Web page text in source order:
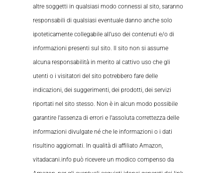
altre soggetti in qualsiasi modo connessi al sito, saranno
responsabili di qualsiasi eventuale danno anche solo
ipoteticamente collegabile all’uso dei contenuti e/o di
informazioni presenti sul sito. Il sito non si assume
alcuna responsabilità in merito al cattivo uso che gli
utenti o i visitatori del sito potrebbero fare delle
indicazioni, dei suggerimenti, dei prodotti, dei servizi
riportati nel sito stesso. Non è in alcun modo possibile
garantire l’assenza di errori e l’assoluta correttezza delle
informazioni divulgate né che le informazioni o i dati
risultino aggiornati. In qualità di affiliato Amazon,
vitadacani.info può ricevere un modico compenso da